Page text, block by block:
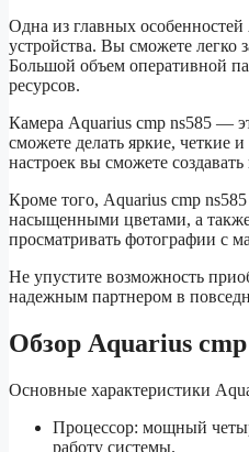
Одна из главных
устройства. Вы сможете легко
Большой объем оперативной
ресурсов.
Камера Aquarius cmp ns585 —
сможете делать яркие, четкие
настроек вы сможете
Кроме того, Aquarius cmp
насыщенными цветами, а также
просматривать фотографии с
Не упустите возможность
надежным партнером в
Обзор Aquarius cmp
Основные характеристики
Процессор: мощный
работу системы.